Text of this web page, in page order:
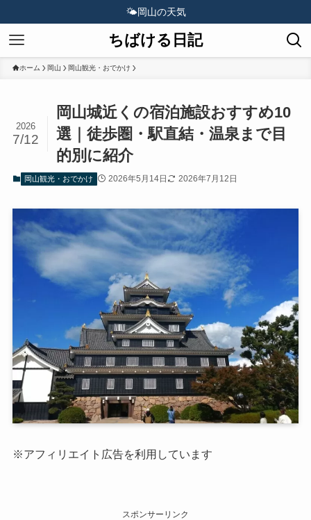
🌤️岡山の天気
ちばける日記
ホーム 岡山 岡山観光・おでかけ
岡山城近くの宿泊施設おすすめ10
選｜徒歩圏・駅直結・温泉まで目
的別に紹介
2026
7/12
岡山観光・おでかけ 2026年5月14日 2026年7月12日
※アフィリエイト広告を利用しています
スポンサーリンク